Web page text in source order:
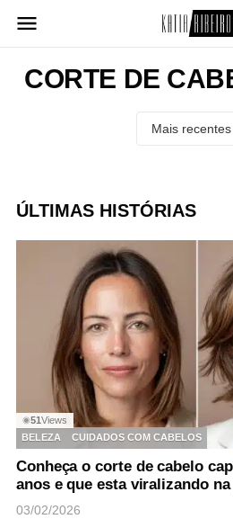
para
conteúdo
CORTE DE
ÚLTIMAS HISTÓRIAS
◉51Views
BELEZA
CUIDADOS COM CABELOS
Conheça o corte de cabelo
anos e que esta viralizando
03/02/2026